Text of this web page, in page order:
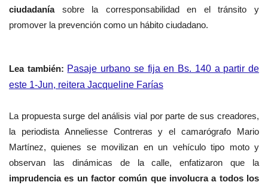
ciudadanía sobre la corresponsabilidad en el tránsito y
promover la prevención como un hábito ciudadano.
Lea también: Pasaje urbano se fija en Bs. 140 a partir de
este 1-Jun, reitera Jacqueline Farías
La propuesta surge del análisis vial por parte de sus creadores,
la periodista Anneliesse Contreras y el camarógrafo Mario
Martínez, quienes se movilizan en un vehículo tipo moto y
observan las dinámicas de la calle, enfatizaron que la
imprudencia es un factor común que involucra a todos los